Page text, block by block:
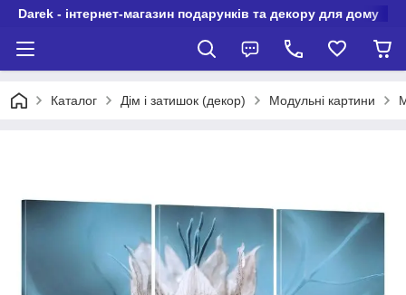
Darek - інтернет-магазин подарунків та декору для дому
Каталог Дім і затишок (декор) Модульні картини